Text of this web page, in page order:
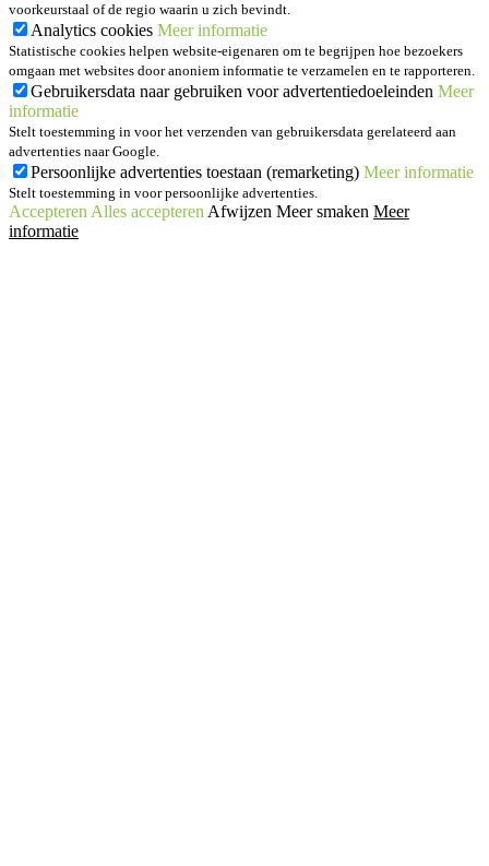
voorkeurstaal of de regio waarin u zich bevindt.
Analytics cookies Meer informatie
Statistische cookies helpen website-eigenaren om te begrijpen hoe bezoekers
omgaan met websites door anoniem informatie te verzamelen en te rapporteren.
Gebruikersdata naar gebruiken voor advertentiedoeleinden Meer
informatie
Stelt toestemming in voor het verzenden van gebruikersdata gerelateerd aan
advertenties naar Google.
Persoonlijke advertenties toestaan (remarketing) Meer informatie
Stelt toestemming in voor persoonlijke advertenties.
Accepteren Alles accepteren Afwijzen Meer smaken Meer
informatie